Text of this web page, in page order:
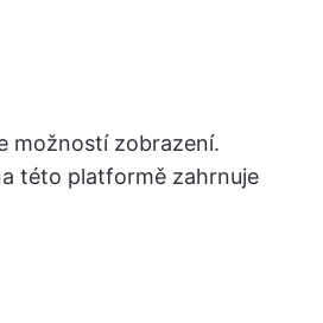
možností zobrazení.
této platformě zahrnuje